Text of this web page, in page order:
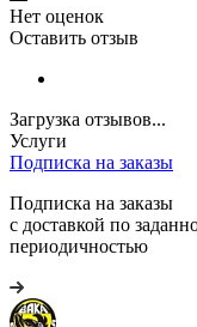
Нет оценок
Оставить отзыв
Загрузка отзывов...
Услуги
Подписка на заказы
Подписка на заказы
с доставкой по
периодичностью